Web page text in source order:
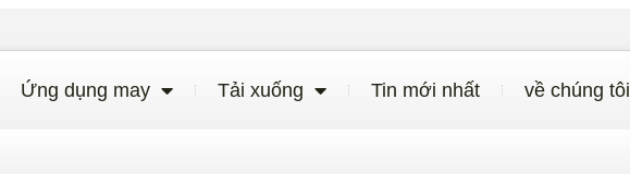
Ứng dụng may Tải xuống Tin mới nhất về chúng tôi